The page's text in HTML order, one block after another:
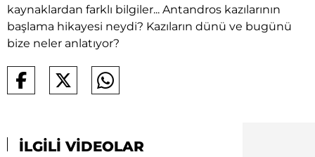
kaynaklardan farklı bilgiler... Antandros kazılarının
başlama hikayesi neydi? Kazıların dünü ve bugünü
bize neler anlatıyor?
İLGİLİ VİDEOLAR